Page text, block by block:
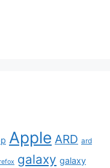
Apple ARD ard
galaxy galaxy